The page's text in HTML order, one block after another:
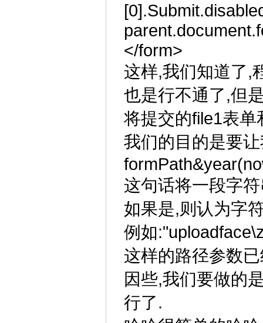
</form>
这样,我们知道了,
也是行不通了,但
将提交的file1表
我们的目的是要
这句话将一段字
如果是,则认为字
例如
这样的路径参数
因些,我们要做的
行了.